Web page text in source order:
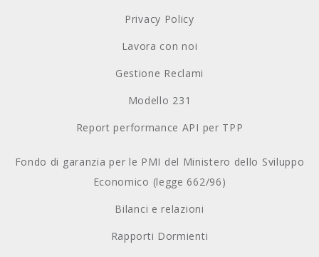
Privacy Policy
Lavora con noi
Gestione Reclami
Modello 231
Report performance API per TPP
Fondo di garanzia per le PMI del Ministero dello Sviluppo
Economico (legge 662/96)
Bilanci e relazioni
Rapporti Dormienti